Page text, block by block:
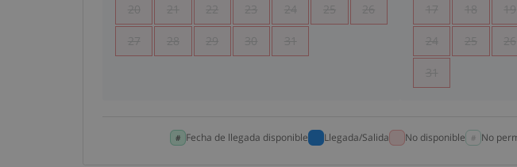
20 21 22 23 24 25 26
27 28 29 30 31
17 18 19
24 25 26
31
Fecha de llegada disponible Llegada/Salida No disponible No